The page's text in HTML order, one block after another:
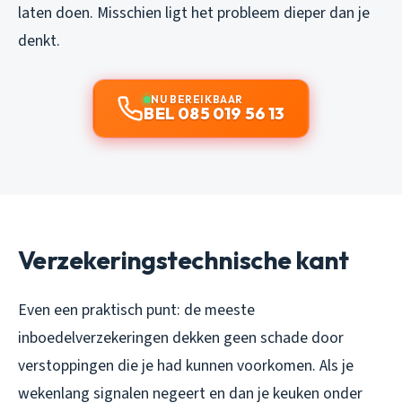
laten doen. Misschien ligt het probleem dieper dan je
denkt.
NU BEREIKBAAR
BEL 085 019 56 13
Verzekeringstechnische kant
Even een praktisch punt: de meeste
inboedelverzekeringen dekken geen schade door
verstoppingen die je had kunnen voorkomen. Als je
wekenlang signalen negeert en dan je keuken onder